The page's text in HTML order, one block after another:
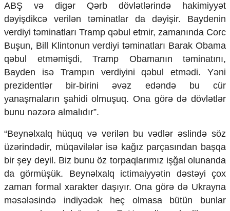
ABŞ və digər Qərb dövlətlərində hakimiyyət
dəyişdikcə verilən təminatlar da dəyişir. Baydenin
verdiyi təminatları Tramp qəbul etmir, zamanında Corc
Buşun, Bill Klintonun verdiyi təminatları Barak Obama
qəbul etməmişdi, Tramp Obamanın təminatını,
Bayden isə Trampın verdiyini qəbul etmədi. Yəni
prezidentlər bir-birini əvəz edəndə bu cür
yanaşmaların şahidi olmuşuq. Ona görə də dövlətlər
bunu nəzərə almalıdır”.
“Beynəlxalq hüquq və verilən bu vədlər əslində söz
üzərindədir, müqavilələr isə kağız parçasından başqa
bir şey deyil. Biz bunu öz torpaqlarımız işğal olunanda
da görmüşük. Beynəlxalq ictimaiyyətin dəstəyi çox
zaman formal xarakter daşıyır. Ona görə də Ukrayna
məsələsində indiyədək heç olmasa bütün bunlar